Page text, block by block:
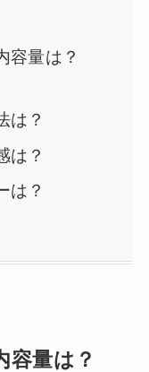
容量は？
は？
は？
は？
容量は？